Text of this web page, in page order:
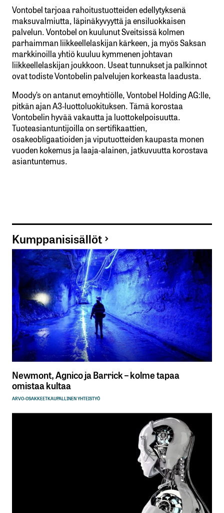
Vontobel tarjoaa rahoitustuotteiden edellytyksenä
maksuvalmiutta, läpinäkyvyyttä ja ensiluokkaisen
palvelun. Vontobel on kuulunut Sveitsissä kolmen
parhaimman liikkeellelaskijan kärkeen, ja myös Saksan
markkinoilla yhtiö kuuluu kymmenen johtavan
liikkeellelaskijan joukkoon. Useat tunnukset ja palkinnot
ovat todiste Vontobelin palvelujen korkeasta laadusta.
Moody’s on antanut emoyhtiölle, Vontobel Holding AG:lle,
pitkän ajan A3-luottoluokituksen. Tämä korostaa
Vontobelin hyvää vakautta ja luottokelpoisuutta.
Tuoteasiantuntijoilla on sertifikaattien,
osakeobligaatioiden ja viputuotteiden kaupasta monen
vuoden kokemus ja laaja-alainen, jatkuvuutta korostava
asiantuntemus.
Kumppanisisällöt
Newmont, Agnico ja Barrick – kolme tapaa
omistaa kultaa
ARVO-OSAKKEETKAUPALLINEN YHTEISTYÖ